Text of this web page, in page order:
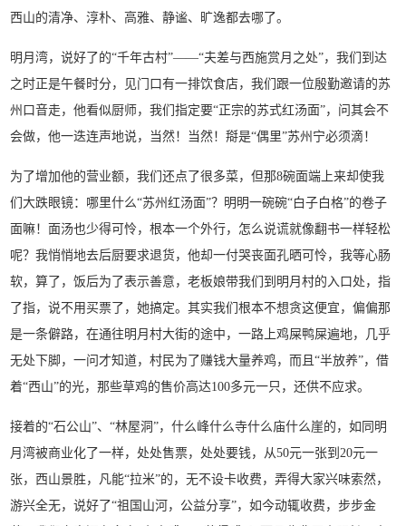
西山的清净、淳朴、高雅、静谧、旷逸都去哪了。
明月湾，说好了的“千年古村”——“夫差与西施赏月之处”，我们到达
之时正是午餐时分，见门口有一排饮食店，我们跟一位殷勤邀请的苏
州口音走，他看似厨师，我们指定要“正宗的苏式红汤面”，问其会不
会做，他一迭连声地说，当然！当然！搿是“偶里”苏州宁必须滴！
为了增加他的营业额，我们还点了很多菜，但那8碗面端上来却使我
们大跌眼镜：哪里什么“苏州红汤面”？明明一碗碗“白子白格”的卷子
面嘛！面汤也少得可怜，根本一个外行，怎么说谎就像翻书一样轻松
呢？我悄悄地去后厨要求退货，他却一付哭丧面孔晒可怜，我等心肠
软，算了，饭后为了表示善意，老板娘带我们到明月村的入口处，指
了指，说不用买票了，她搞定。其实我们根本不想贪这便宜，偏偏那
是一条僻路，在通往明月村大街的途中，一路上鸡屎鸭屎遍地，几乎
无处下脚，一问才知道，村民为了赚钱大量养鸡，而且“半放养”，借
着“西山”的光，那些草鸡的售价高达100多元一只，还供不应求。
接着的“石公山”、“林屋洞”，什么峰什么寺什么庙什么崖的，如同明
月湾被商业化了一样，处处售票，处处要钱，从50元一张到20元一
张，西山景胜，凡能“拉米”的，无不设卡收费，弄得大家兴味索然，
游兴全无，说好了“祖国山河，公益分享”，如今动辄收费，步步金